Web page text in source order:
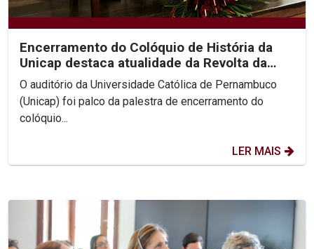
Encerramento do Colóquio de História da
Unicap destaca atualidade da Revolta da
Chibata nos...
O auditório da Universidade Católica de Pernambuco
(Unicap) foi palco da palestra de encerramento do
colóquio...
LER MAIS